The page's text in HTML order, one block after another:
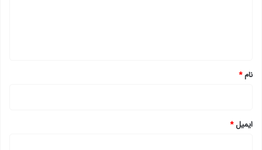
نام*
ایمیل*